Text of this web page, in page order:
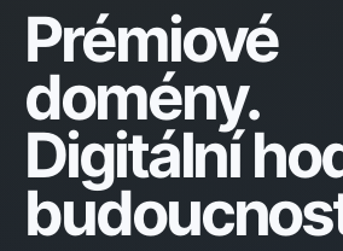
Prémiové
domény.
Digitální